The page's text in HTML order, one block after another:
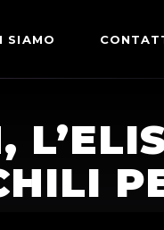
SIAMO
DI SERVIZIO